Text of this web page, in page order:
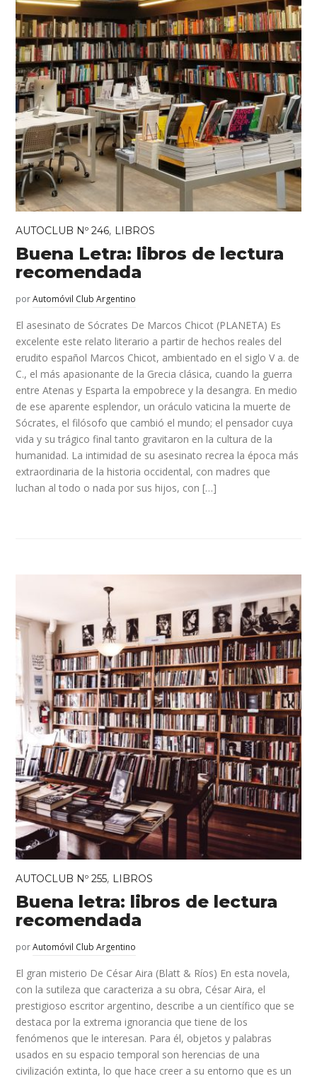
AUTOCLUB Nº 246, LIBROS
Buena Letra: libros de lectura
recomendada
porAutomóvil Club Argentino
El asesinato de Sócrates De Marcos Chicot (PLANETA) Es
excelente este relato literario a partir de hechos reales del
erudito español Marcos Chicot, ambientado en el siglo V a. de
C., el más apasionante de la Grecia clásica, cuando la guerra
entre Atenas y Esparta la empobrece y la desangra. En medio
de ese aparente esplendor, un oráculo vaticina la muerte de
Sócrates, el filósofo que cambió el mundo; el pensador cuya
vida y su trágico final tanto gravitaron en la cultura de la
humanidad. La intimidad de su asesinato recrea la época más
extraordinaria de la historia occidental, con madres que
luchan al todo o nada por sus hijos, con […]
AUTOCLUB Nº 255, LIBROS
Buena letra: libros de lectura
recomendada
porAutomóvil Club Argentino
El gran misterio De César Aira (Blatt & Ríos) En esta novela,
con la sutileza que caracteriza a su obra, César Aira, el
prestigioso escritor argentino, describe a un científico que se
destaca por la extrema ignorancia que tiene de los
fenómenos que le interesan. Para él, objetos y palabras
usados en su espacio temporal son herencias de una
civilización extinta, lo que hace creer a su entorno que es un